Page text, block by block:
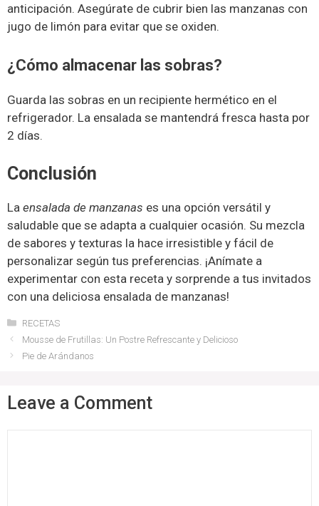
anticipación. Asegúrate de cubrir bien las manzanas con
jugo de limón para evitar que se oxiden.
¿Cómo almacenar las sobras?
Guarda las sobras en un recipiente hermético en el
refrigerador. La ensalada se mantendrá fresca hasta por
2 días.
Conclusión
La ensalada de manzanas es una opción versátil y
saludable que se adapta a cualquier ocasión. Su mezcla
de sabores y texturas la hace irresistible y fácil de
personalizar según tus preferencias. ¡Anímate a
experimentar con esta receta y sorprende a tus invitados
con una deliciosa ensalada de manzanas!
Categories
RECETAS
Mousse de Frutillas: Un Postre Refrescante y Delicioso
Pie de Arándanos
Leave a Comment